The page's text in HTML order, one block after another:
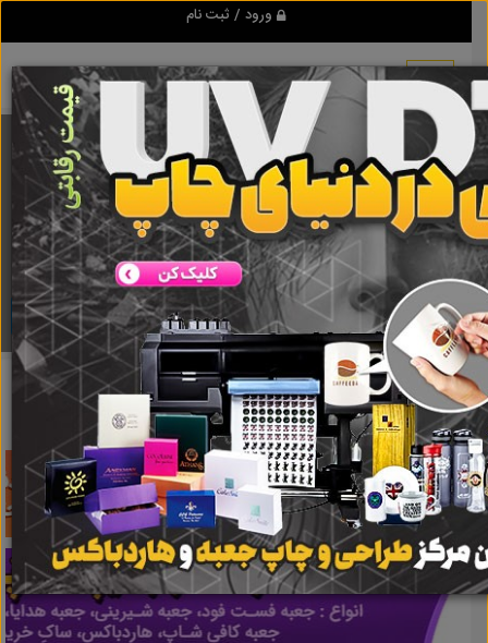
ورود / ثبت نام
برنامه اندروید تبلیغ شو
مرجع نیازمندیها و تبلیغات اینترنتی
دانلود
تبلیغ شو Astronomy replica
نتایج جستجو برای برچسب
Astronomy replica